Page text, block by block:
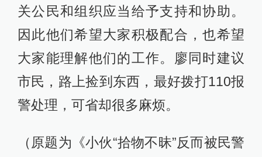
关公民和组织应当给予支持和协助。
因此他们希望大家积极配合，也希望
大家能理解他们的工作。廖同时建议
市民，路上捡到东西，最好拨打110报
警处理，可省却很多麻烦。
（原题为《小伙“拾物不昧”反而被民警